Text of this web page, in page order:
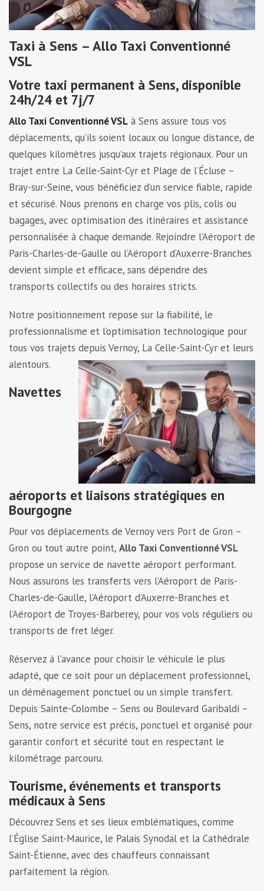
Taxi à Sens – Allo Taxi Conventionné
VSL
Votre taxi permanent à Sens, disponible
24h/24 et 7j/7
Allo Taxi Conventionné VSL à Sens assure tous vos
déplacements, qu’ils soient locaux ou longue distance, de
quelques kilomètres jusqu’aux trajets régionaux. Pour un
trajet entre La Celle-Saint-Cyr et Plage de l’Écluse –
Bray-sur-Seine, vous bénéficiez d’un service fiable, rapide
et sécurisé. Nous prenons en charge vos plis, colis ou
bagages, avec optimisation des itinéraires et assistance
personnalisée à chaque demande. Rejoindre l’Aéroport de
Paris-Charles-de-Gaulle ou l’Aéroport d’Auxerre-Branches
devient simple et efficace, sans dépendre des
transports collectifs ou des horaires stricts.
Notre positionnement repose sur la fiabilité, le
professionnalisme et l’optimisation technologique pour
tous vos trajets depuis Vernoy, La Celle-Saint-Cyr et leurs
alentours.
Navettes
aéroports et liaisons stratégiques en
Bourgogne
Pour vos déplacements de Vernoy vers Port de Gron –
Gron ou tout autre point, Allo Taxi Conventionné VSL
propose un service de navette aéroport performant.
Nous assurons les transferts vers l’Aéroport de Paris-
Charles-de-Gaulle, l’Aéroport d’Auxerre-Branches et
l’Aéroport de Troyes-Barberey, pour vos vols réguliers ou
transports de fret léger.
Réservez à l’avance pour choisir le véhicule le plus
adapté, que ce soit pour un déplacement professionnel,
un déménagement ponctuel ou un simple transfert.
Depuis Sainte-Colombe – Sens ou Boulevard Garibaldi –
Sens, notre service est précis, ponctuel et organisé pour
garantir confort et sécurité tout en respectant le
kilométrage parcouru.
Tourisme, événements et transports
médicaux à Sens
Découvrez Sens et ses lieux emblématiques, comme
l’Église Saint-Maurice, le Palais Synodal et la Cathédrale
Saint-Étienne, avec des chauffeurs connaissant
parfaitement la région.